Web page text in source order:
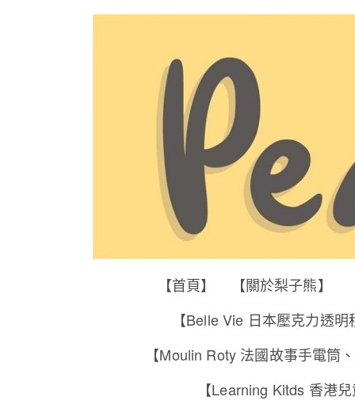
【首頁】 【關於梨子熊】
【Belle Vie 日本壓克力透明
【Moulin Roty 法國故事手電筒
【Learning Kitds 香港